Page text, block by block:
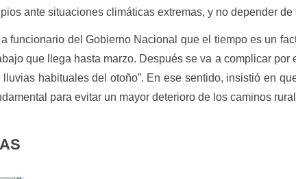
ante situaciones climáticas extremas, y no depender
funcionario del Gobierno Nacional que el tiempo es un
que llega hasta marzo. Después se va a complicar por
habituales del otoño”. En ese sentido, insistió en
para evitar un mayor deterioro de los caminos